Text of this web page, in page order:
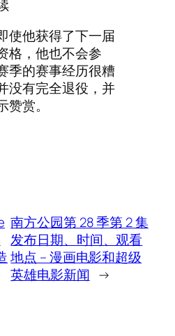
使他获得了下一届
格，他也不会参
季的赛事经历很糟
没有完全退役，并
赏。
南方公园第 28 季第 2 集
发布日期、时间、观看
地点 – 漫画电影和超级
英雄电影新闻 →